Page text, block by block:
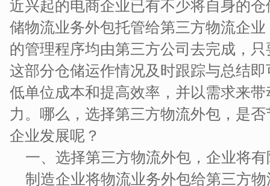
近兴起的电商企业已有不少将自身的
储物流业务外包托管给第三方物流企
的管理程序均由第三方公司去完成，
这部分仓储运作情况及时跟踪与总结
低单位成本和提高效率，并以需求来
力。哪么，选择第三方物流外包，是
企业发展呢？
一、选择第三方物流外包，企业将
制造企业将物流业务外包给第三方